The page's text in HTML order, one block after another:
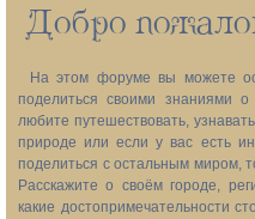
Добро
На этом форуме вы можете
поделиться своими знаниями
любите путешествовать,
природе или если у вас есть
поделиться с остальным миром,
Расскажите о своём городе,
какие достопримечательности